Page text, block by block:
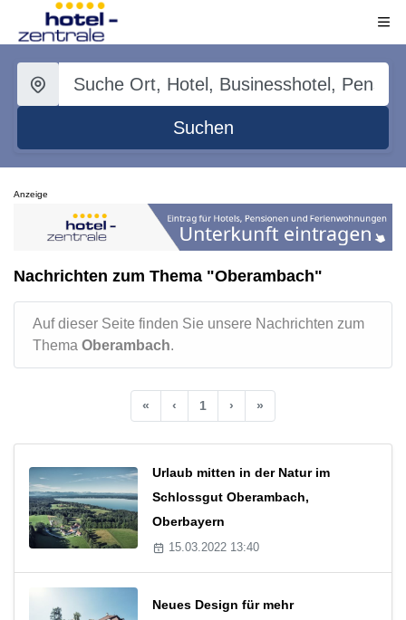
Suchen
Anzeige
Nachrichten zum Thema "Oberambach"
Auf dieser Seite finden Sie unsere Nachrichten zum
Thema Oberambach.
« ‹ 1 › »
Urlaub mitten in der Natur im
Schlossgut Oberambach,
Oberbayern
15.03.2022 13:40
Neues Design für mehr